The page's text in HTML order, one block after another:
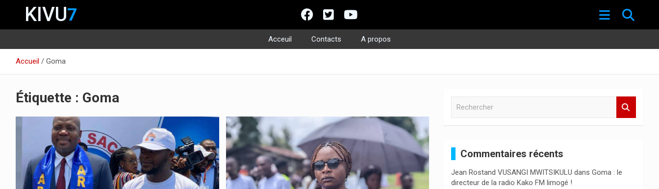
KIVU7
Acceuil Contacts
A propos
contenu
Accueil Goma
Étiquette : Goma
c
h
e
Commentaires récents
Jean Rostand VUSANGI MWITSIKULU dansGoma : le
directeur de la radio Kako FM limogé !